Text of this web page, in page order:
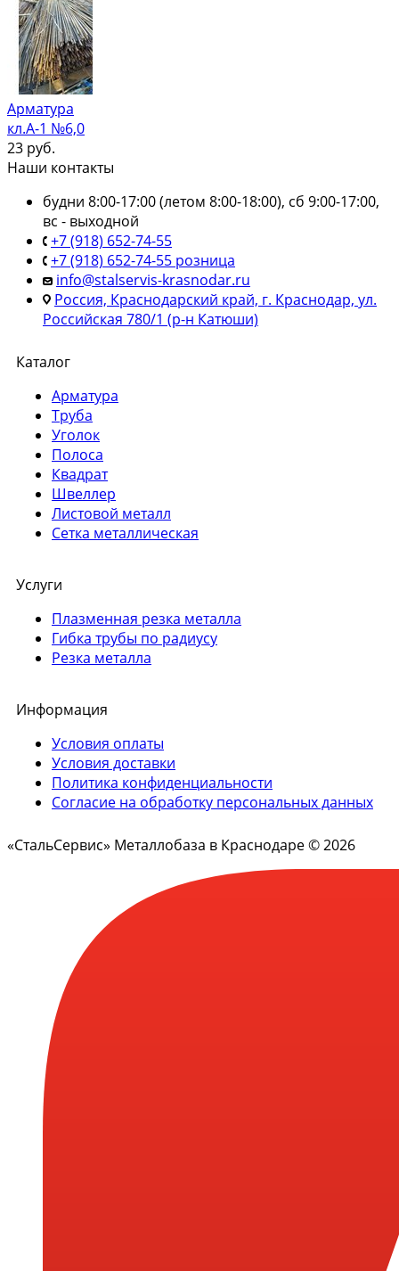
Арматура
кл.А-1 №6,0
23 руб.
Наши контакты
будни 8:00-17:00 (летом 8:00-18:00), сб 9:00-17:00,
вс - выходной
+7 (918) 652-74-55
+7 (918) 652-74-55 розница
info@stalservis-krasnodar.ru
Россия, Краснодарский край, г. Краснодар, ул.
Российская 780/1 (р-н Катюши)
Каталог
Арматура
Труба
Уголок
Полоса
Квадрат
Швеллер
Листовой металл
Сетка металлическая
Услуги
Плазменная резка металла
Гибка трубы по радиусу
Резка металла
Информация
Условия оплаты
Условия доставки
Политика конфиденциальности
Согласие на обработку персональных данных
«СтальСервис» Металлобаза в Краснодаре © 2026